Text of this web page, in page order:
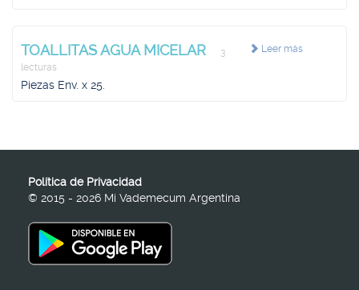
Leer más
TOALLITAS AGUA MICELAR
3
lecturas
Piezas Env. x 25.
Política de Privacidad
© 2015 - 2026 Mi Vademecum Argentina